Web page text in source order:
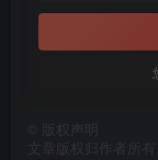
版权声明
文章版权归作者所